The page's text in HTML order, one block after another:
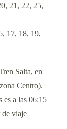
21, 22, 25,
17, 18, 19,
Salta, en
Centro).
es a las 06:15
de viaje